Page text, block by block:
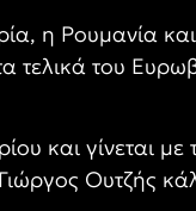
η Ρουμανία
τελικά του
και γίνεται
Ουτζής